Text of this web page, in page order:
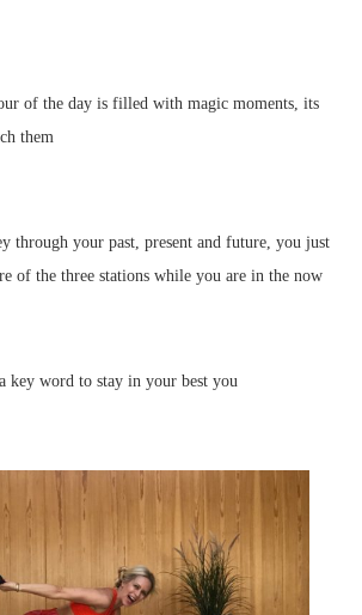
of the day is filled with magic moments, its
them
through your past, present and future, you just
of the three stations while you are in the now
key word to stay in your best you